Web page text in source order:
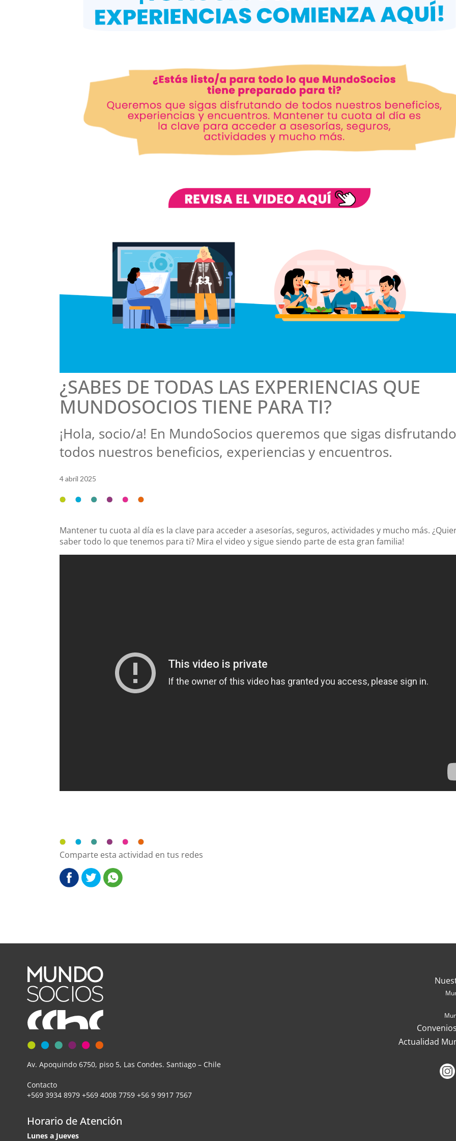
¿SABES DE TODAS LAS EXPERIENCIAS QUE
MUNDOSOCIOS TIENE PARA TI?
¡Hola, socio/a! En MundoSocios queremos que sigas
todos nuestros beneficios, experiencias y encuentros.
4 abril 2025
Mantener tu cuota al día es la clave para acceder a asesorías, seguros, actividades y mucho más.
saber todo lo que tenemos para ti? Mira el video y sigue siendo parte de esta gran familia!
Comparte esta actividad en tus redes
Av. Apoquindo 6750, piso 5, Las Condes. Santiago – Chile
Contacto
+569 3934 8979 +569 4008 7759 +56 9 9917 7567
Horario de Atención
Lunes a Jueves
Actualidad